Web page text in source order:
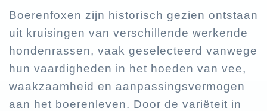
Boerenfoxen zijn historisch gezien ontstaan
uit kruisingen van verschillende werkende
hondenrassen, vaak geselecteerd vanwege
hun vaardigheden in het hoeden van vee,
waakzaamheid en aanpassingsvermogen
aan het boerenleven. Door de variëteit in